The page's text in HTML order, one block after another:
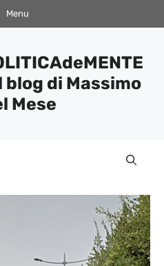
Menu
blog di Massimo
Mese